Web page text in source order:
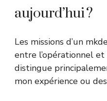
aujourd’hui ?
Les missions d’un
entre l’opérationnel et
distingue
mon expérience ou